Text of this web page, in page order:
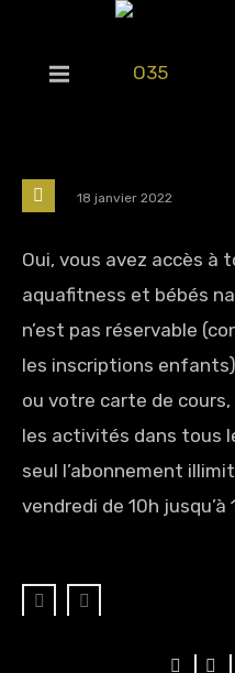
18 janvier 2022
Oui, vous avez accès à
aquafitness et bébés
n’est pas réservable
les inscriptions
ou votre carte de
les activités dans tous
seul l’abonnement
vendredi de 10h jusqu’à